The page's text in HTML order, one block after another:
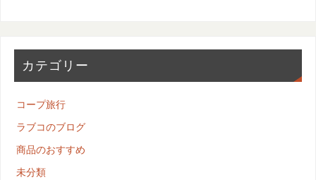
カテゴリー
コープ旅行
ラブコのブログ
商品のおすすめ
未分類